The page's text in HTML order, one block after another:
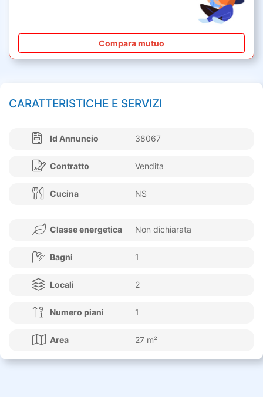
Compara mutuo
CARATTERISTICHE E SERVIZI
Id Annuncio 38067
Contratto Vendita
Cucina NS
Classe energetica Non dichiarata
Bagni 1
Locali 2
Numero piani 1
Area 27 m²